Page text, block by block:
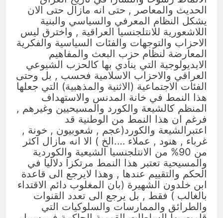
الحديث والمعاصر , حتى انه مازال حتى الان
يشكل النظام المعرفي والسياسي والبنية
اللاشعورية للانتلجنسيا العراقية , واخترق ليس
الاحزاب والتوجهات والفئات السياسية والفكرية
المعارضة لنظام حزب البعث والمفاهيم
الايديولوجية التي ينادي بها كالحزب الشيوعي
العراقي والاحزاب الاسلامية فحسب , بل وحتى
الفئات الاجتماعية (الاثنية والمذهبية) التي جعلها
هذا النمط في خانة المدنس والاستهداف
المنظم كالشيعة والكورد والمسيحيين وغيرهم ,
فرغم ان هذا النمط من الوطنية قد
اعتبرالشيعة والكورد(عجم , شعوبيون , خونة ,
غرباء , هنود , عملاء ….الخ ) الا انه مازال اكثر
من 90% من الانتلجنسيا الشيعية والكوردية
والمسيحية تعتبر هذا النمط مرتكزا دلاليا في
الحكم والتقييم عندها , وهذا لايرجع الى قاعدة
ابن خلدون الشهيرة (بان المغلوب دائم الاقتداء
بالغالب ) فقط , بل يرجع الى تعدد القنوات
والطرائق والممارسات والسلوكيات التي